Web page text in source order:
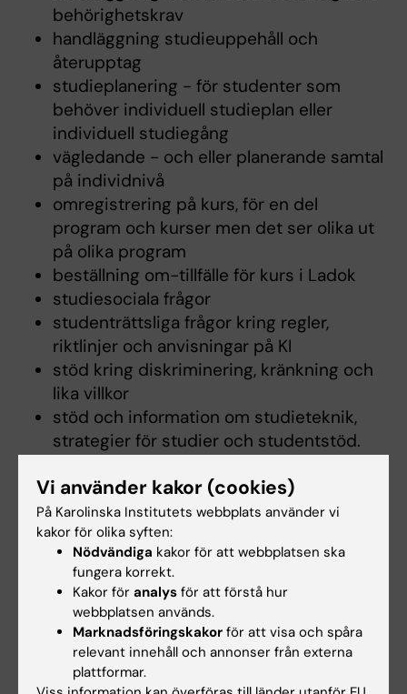
behörighetskrav
handläggning studieuppehåll och
återupptag
studieplanering - för studenter som
behöver individuell studieplan eller
individuell studiegång
vägledande - och eller planerande samtal
på individnivå
omregistrering på kurs, för en del
program och kurser men det ser olika ut
på olika program
beställning om-tillfälle för kurs i Ladok
studiesociala frågor
studenträttsliga frågor kring regler,
riktlinjer och anvisningar på KI
stöd kring diskriminering, kränkning och
lika villkor
stöd och information om studieteknik,
strategier för studier och studentstöd.
hänvisas till Studenthälsan
intyg som inte går att få ut från Ladok och
som kräver signatur och stämpel till
exempel till migrationsverket, kan
hänvisas till Registrator (både svenska
och engelska)
viss övergripande information om
karriärvägar
information till studenter och kollegor
Vi använder kakor (cookies)
På Karolinska Institutets webbplats använder vi
kakor för olika syften:
Nödvändiga kakor för att webbplatsen ska
fungera korrekt.
Kakor för analys för att förstå hur
webbplatsen används.
Marknadsföringskakor för att visa och spåra
relevant innehåll och annonser från externa
plattformar.